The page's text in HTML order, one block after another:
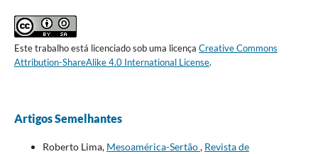
Este trabalho está licenciado sob uma licença Creative Commons
Attribution-ShareAlike 4.0 International License.
Artigos Semelhantes
Roberto Lima, Mesoamérica-Sertão, Revista de